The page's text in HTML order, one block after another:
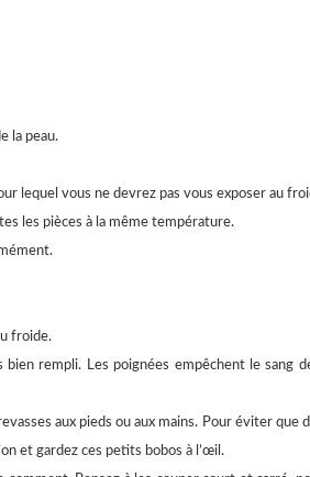
la peau.
lequel vous ne devrez pas vous exposer au
les pièces à la même température.
froide.
rempli. Les poignées empêchent le sang
aux pieds ou aux mains. Pour éviter que
et gardez ces petits bobos à l’œil.